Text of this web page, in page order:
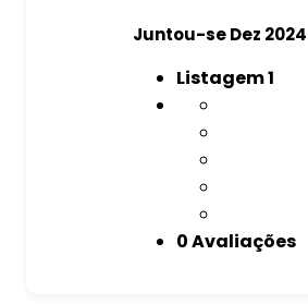
Juntou-se Dez 2024
Listagem1
0 Avaliações